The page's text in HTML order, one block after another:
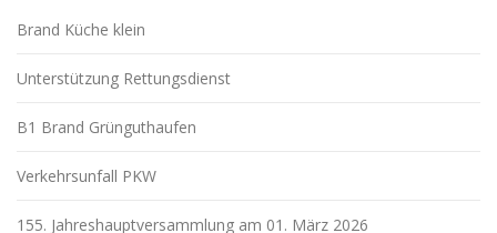
Brand Küche klein
Unterstützung Rettungsdienst
B1 Brand Grünguthaufen
Verkehrsunfall PKW
155. Jahreshauptversammlung am 01. März 2026